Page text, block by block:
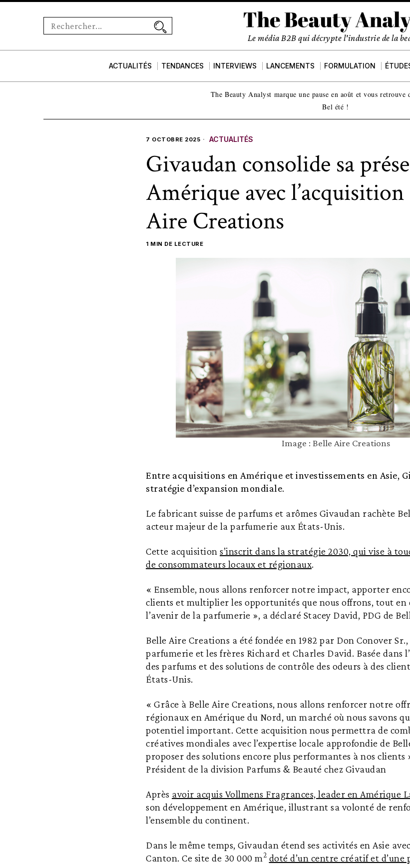
Le média B2B qui décrypte l'industrie de la
ACTUALITÉS TENDANCES INTERVIEWS LANCEMENTS FORMULATION
The Beauty Analyst marque une pause en août et vous retrouve
Bel été !
7 OCTOBRE 2025 ACTUALITÉS
Givaudan consolide sa
Amérique avec l’acquisition
Aire Creations
1 MIN DE LECTURE
Image : Belle Aire Creations
Entre acquisitions en Amérique et investissements en Asie,
stratégie d’expansion mondiale.
Le fabricant suisse de parfums et arômes Givaudan rachète
acteur majeur de la parfumerie aux États-Unis.
Cette acquisition s’inscrit dans la stratégie 2030, qui vise à
de consommateurs locaux et régionaux.
« Ensemble, nous allons renforcer notre impact, apporter
clients et multiplier les opportunités que nous offrons, tout
l’avenir de la parfumerie », a déclaré Stacey David, PDG de
Belle Aire Creations a été fondée en 1982 par Don Conover
parfumerie et les frères Richard et Charles David. Basée dans
des parfums et des solutions de contrôle des odeurs à des
États-Unis.
« Grâce à Belle Aire Creations, nous allons renforcer notre
régionaux en Amérique du Nord, un marché où nous savons
potentiel important. Cette acquisition nous permettra de
créatives mondiales avec l’expertise locale approfondie de
proposer des solutions encore plus performantes à nos clients
Président de la division Parfums & Beauté chez Givaudan
Après avoir acquis Vollmens Fragrances, leader en Amérique
son développement en Amérique, illustrant sa volonté de
l’ensemble du continent.
Dans le même temps, Givaudan étend ses activités en Asie
Canton. Ce site de 30 000 m2 doté d’un centre créatif et